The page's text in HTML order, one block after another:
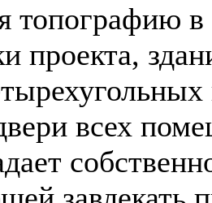
топографию в
проекта,
всех